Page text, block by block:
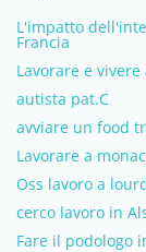
L'impatto
Francia
Lavorare e
autista pat.C
avviare un food
Lavorare a
Oss lavoro a
cerco lavoro in
Fare il podologo